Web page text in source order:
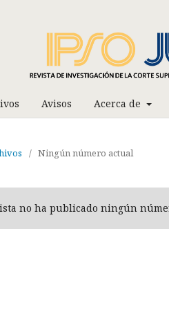
Avisos Acerca de
/ Ningún número actual
no ha publicado ningún